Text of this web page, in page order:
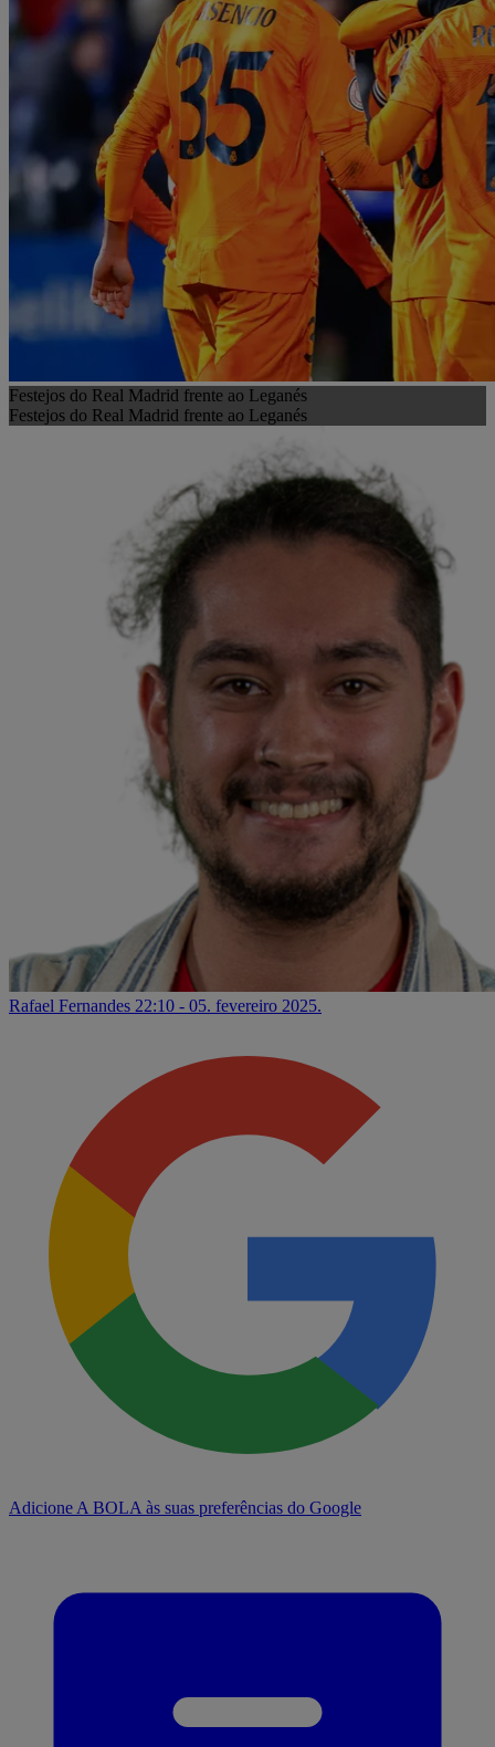
Festejos do Real Madrid frente ao Leganés
Festejos do Real Madrid frente ao Leganés
Rafael Fernandes 22:10 - 05. fevereiro 2025.
Adicione A BOLA às suas preferências do Google